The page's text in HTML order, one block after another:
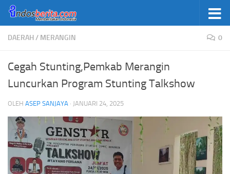
Skip to content
DAERAH/ MERANGIN 0
Cegah Stunting,Pemkab Merangin
Luncurkan Program Stunting Talkshow
OLEH ASEP SANJAYA · JANUARI 24, 2025